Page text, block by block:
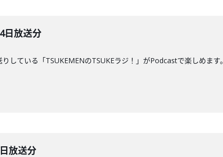
日放送分
している「TSUKEMENのTSUKEラジ！」がPodcastで楽しめます。
放送分